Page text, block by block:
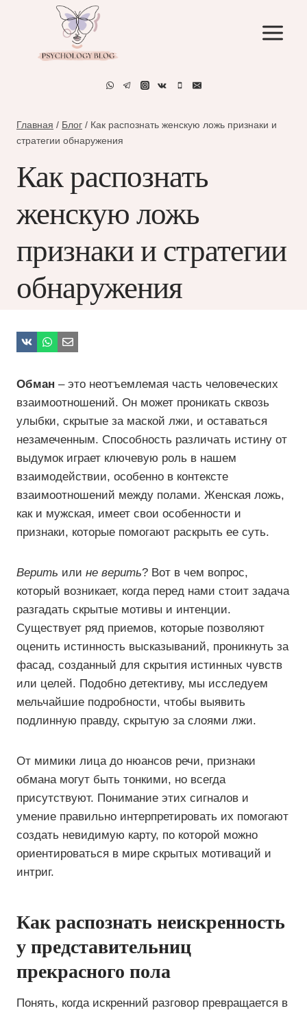
содержимому
Главная / Блог / Как распознать женскую ложь признаки и
стратегии обнаружения
Как распознать
женскую ложь
признаки и стратегии
обнаружения
Обман – это неотъемлемая часть человеческих
взаимоотношений. Он может проникать сквозь
улыбки, скрытые за маской лжи, и оставаться
незамеченным. Способность различать истину от
выдумок играет ключевую роль в нашем
взаимодействии, особенно в контексте
взаимоотношений между полами. Женская ложь,
как и мужская, имеет свои особенности и
признаки, которые помогают раскрыть ее суть.
Верить или не верить? Вот в чем вопрос,
который возникает, когда перед нами стоит задача
разгадать скрытые мотивы и интенции.
Существует ряд приемов, которые позволяют
оценить истинность высказываний, проникнуть за
фасад, созданный для скрытия истинных чувств
или целей. Подобно детективу, мы исследуем
мельчайшие подробности, чтобы выявить
подлинную правду, скрытую за слоями лжи.
От мимики лица до нюансов речи, признаки
обмана могут быть тонкими, но всегда
присутствуют. Понимание этих сигналов и
умение правильно интерпретировать их помогают
создать невидимую карту, по которой можно
ориентироваться в мире скрытых мотиваций и
интриг.
Как распознать неискренность
у представительниц
прекрасного пола
Понять, когда искренний разговор превращается в